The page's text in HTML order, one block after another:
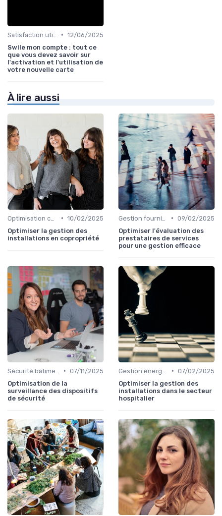
• 12/06/2025
Swile mon compte : tout ce
que vous devez savoir sur
l'activation et l'utilisation de
votre nouvelle carte
À lire aussi
• 10/02/2025
Optimiser la gestion des
installations en copropriété
• 09/02/2025
Optimiser l'évaluation des
prestataires de services
pour une gestion efficace
• 07/11/2025
Optimisation de la
surveillance des dispositifs
de sécurité
• 07/02/2025
Optimiser la gestion des
installations dans le secteur
hospitalier